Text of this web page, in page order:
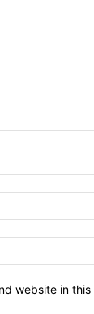
website in